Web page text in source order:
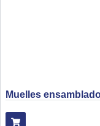
Muelles